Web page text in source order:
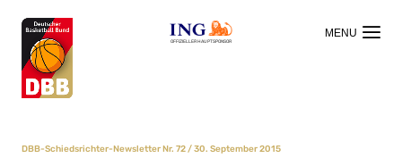
OFFIZIELLER HAUPTSPONSOR
DBB-Schiedsrichter-Newsletter Nr. 72 / 30. September 2015